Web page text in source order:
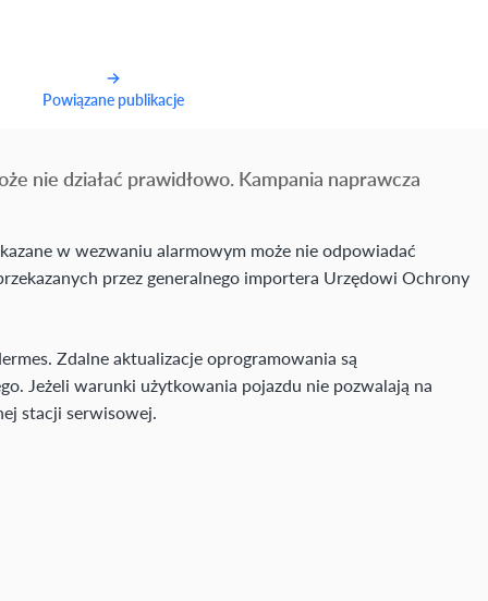
Powiązane publikacje
nie działać prawidłowo. Kampania naprawcza
w wezwaniu alarmowym może nie odpowiadać
przez generalnego importera Urzędowi Ochrony
Zdalne aktualizacje oprogramowania są
Jeżeli warunki użytkowania pojazdu nie pozwalają na
stacji serwisowej.